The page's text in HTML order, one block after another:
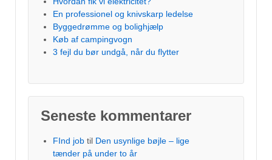
En professionel og knivskarp ledelse
Byggedrømme og bolighjælp
Køb af campingvogn
3 fejl du bør undgå, når du flytter
Seneste kommentarer
FInd job til Den usynlige bøjle – lige
tænder på under to år